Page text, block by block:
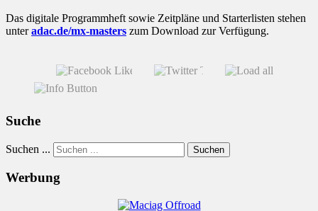
Das digitale Programmheft sowie Zeitpläne und Starterlisten stehen
unteradac.de/mx-masters zum Download zur Verfügung.
Suche
Suchen ... Suchen
Werbung